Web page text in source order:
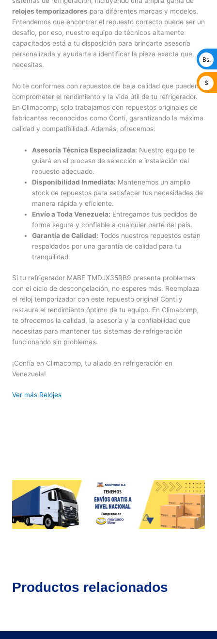
relojes temporizadores para diferentes marcas y modelos.
Entendemos que encontrar el repuesto correcto puede ser un
desafío, por eso, nuestro equipo de técnicos altamente
capacitados está a tu disposición para brindarte asesoría
personalizada y ayudarte a identificar la pieza exacta que
necesitas.
No te conformes con repuestos de baja calidad que pueden
comprometer el rendimiento y la vida útil de tu refrigerador.
En Climacomp, solo trabajamos con repuestos originales de
fabricantes reconocidos como Conti, garantizando la máxima
calidad y compatibilidad. Además, ofrecemos:
Asesoría Técnica Especializada: Nuestro equipo te
guiará en el proceso de selección e instalación del
repuesto adecuado.
Disponibilidad Inmediata: Mantenemos un amplio
stock de repuestos para satisfacer tus necesidades de
manera rápida y eficiente.
Envío a Toda Venezuela: Entregamos tus pedidos de
forma segura y confiable a cualquier parte del país.
Garantía de Calidad: Todos nuestros repuestos están
respaldados por una garantía de calidad para tu
tranquilidad.
Si tu refrigerador MABE TMDJX35RB9 presenta problemas
con el ciclo de descongelación, no esperes más. Reemplaza
el reloj temporizador con este repuesto original Conti y
restaura el rendimiento óptimo de tu equipo. En Climacomp,
te ofrecemos la calidad, la asesoría y la confiabilidad que
necesitas para mantener tus sistemas de refrigeración
funcionando sin problemas.
¡Confía en Climacomp, tu aliado en refrigeración en
Venezuela!
Ver más Relojes
Productos relacionados
Bs.
$